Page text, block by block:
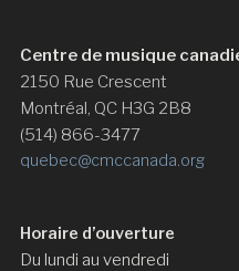
Centre de musique
2150 Rue Crescent
Montréal, QC H3G 2B8
(514) 866-3477
quebec@cmccanada.org
Horaire d’ouverture
Du lundi au vendredi